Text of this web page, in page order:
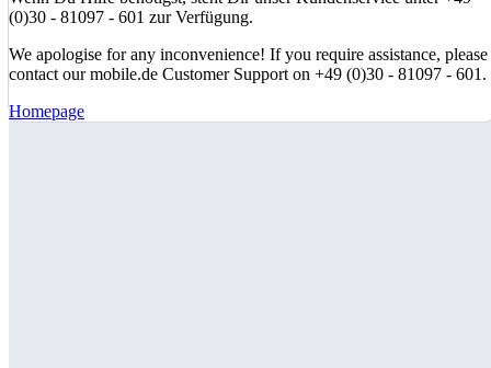
(0)30 - 81097 - 601 zur Verfügung.
We apologise for any inconvenience! If you require assistance, please
contact our mobile.de Customer Support on +49 (0)30 - 81097 - 601.
Homepage